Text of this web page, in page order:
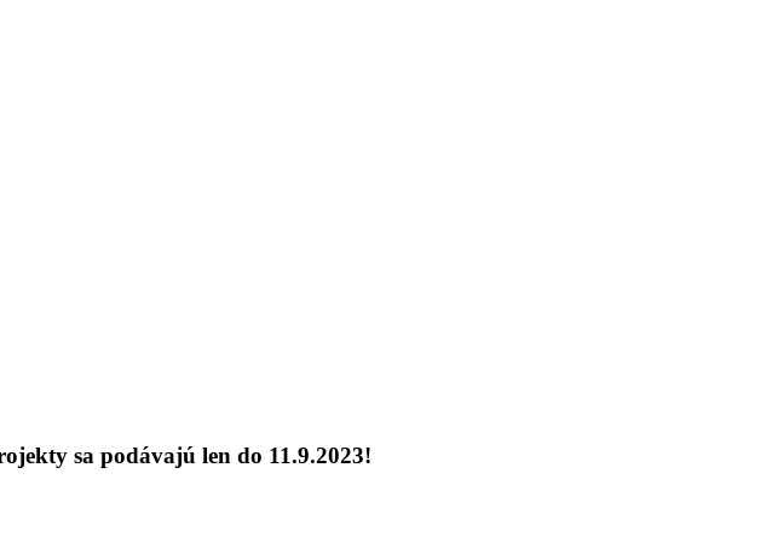
sa podávajú len do 11.9.2023!